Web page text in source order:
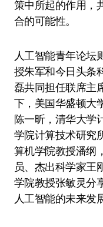
策中所起的作用，
合的可能性。
人工智能青年论坛
授朱军和今日头条
磊共同担任联席主
下，美国华盛顿大
陈一昕，清华大学
学院计算技术研究
算机学院教授潘纲
员、杰出科学家王
学院教授张敏灵分
人工智能的未来发